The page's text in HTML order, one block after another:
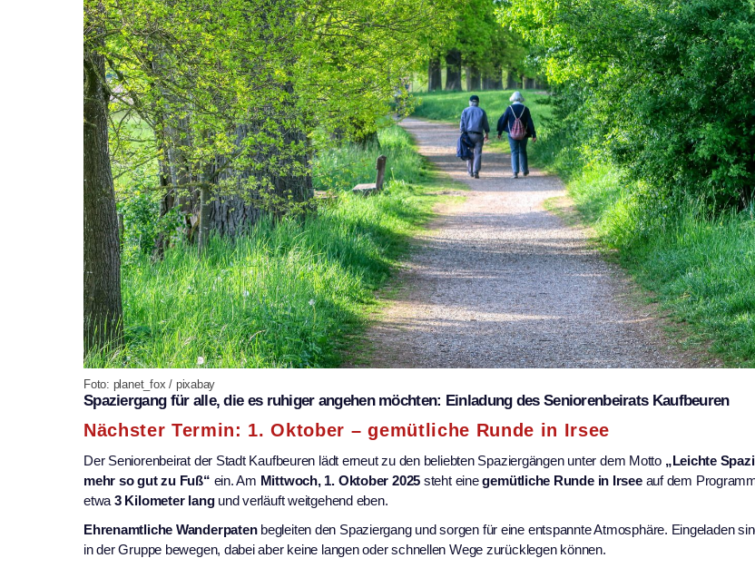
Foto: planet_fox / pixabay
Spaziergang für alle, die es ruhiger angehen möchten: Einladung des Seniorenbeirats Kaufbeuren
Nächster Termin: 1. Oktober – gemütliche Runde in Irsee
Der Seniorenbeirat der Stadt Kaufbeuren lädt erneut zu den beliebten Spaziergängen unter dem Motto „Leichte
mehr so gut zu Fuß“ ein. Am Mittwoch, 1. Oktober 2025 steht einegemütliche Runde in Irseeauf dem
etwa 3 Kilometer langund verläuft weitgehend eben.
Ehrenamtliche Wanderpatenbegleiten den Spaziergang und sorgen für eine entspannte Atmosphäre. Eingeladen
in der Gruppe bewegen, dabei aber keine langen oder schnellen Wege zurücklegen können.